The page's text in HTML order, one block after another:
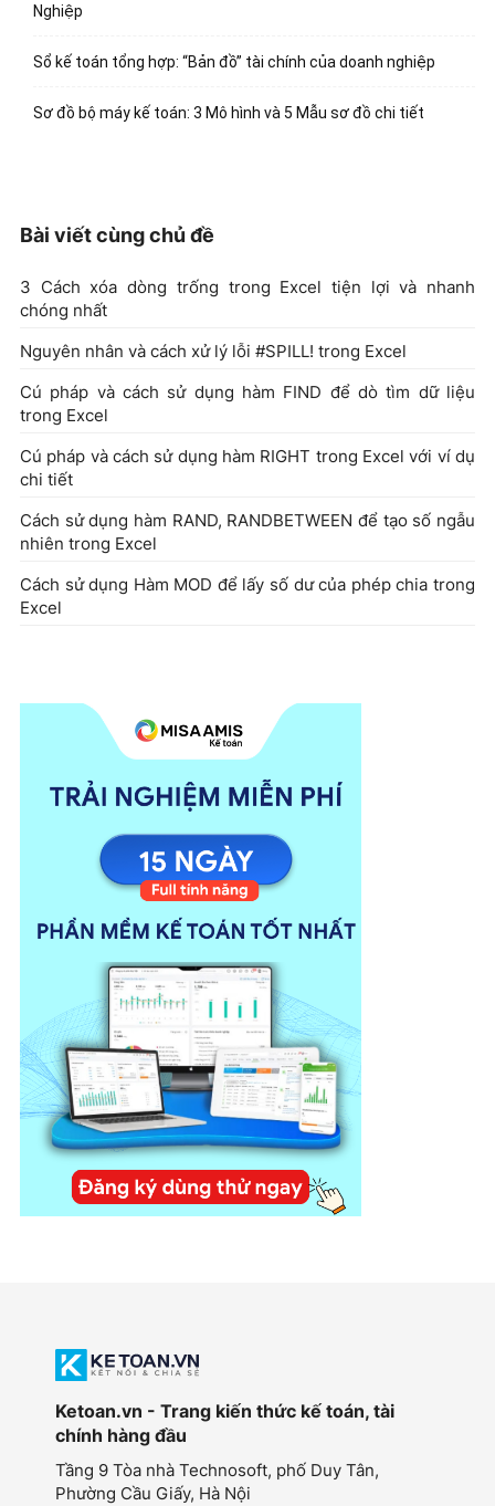
Nghiệp
Sổ kế toán tổng hợp: “Bản đồ” tài chính của doanh nghiệp
Sơ đồ bộ máy kế toán: 3 Mô hình và 5 Mẫu sơ đồ chi tiết
Bài viết cùng chủ đề
3 Cách xóa dòng trống trong Excel tiện lợi và nhanh
chóng nhất
Nguyên nhân và cách xử lý lỗi #SPILL! trong Excel
Cú pháp và cách sử dụng hàm FIND để dò tìm dữ liệu
trong Excel
Cú pháp và cách sử dụng hàm RIGHT trong Excel với ví dụ
chi tiết
Cách sử dụng hàm RAND, RANDBETWEEN để tạo số ngẫu
nhiên trong Excel
Cách sử dụng Hàm MOD để lấy số dư của phép chia trong
Excel
Ketoan.vn - Trang kiến thức kế toán, tài
chính hàng đầu
Tầng 9 Tòa nhà Technosoft, phố Duy Tân,
Phường Cầu Giấy, Hà Nội